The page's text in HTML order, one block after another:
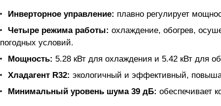
Инверторное управление: плавно регулирует
Четыре режима работы: охлаждение, обогрев,
погодных условий.
Мощность: 5.28 кВт для охлаждения и 5.42 кВт для
Хладагент R32: экологичный и эффективный,
Минимальный уровень шума 39 дБ: обеспечивает